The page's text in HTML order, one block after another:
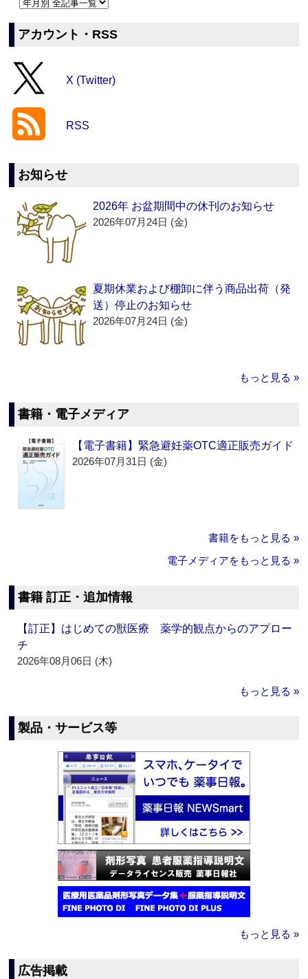
アカウント・RSS
X (Twitter)
RSS
お知らせ
2026年 お盆期間中の休刊のお知らせ
2026年07月24日 (金)
夏期休業および棚卸に伴う商品出荷（発
送）停止のお知らせ
2026年07月24日 (金)
もっと見る »
書籍・電子メディア
【電子書籍】緊急避妊薬OTC適正販売ガイド
2026年07月31日 (金)
書籍をもっと見る »
電子メディアをもっと見る »
書籍 訂正・追加情報
【訂正】はじめての獣医療 薬学的観点からのアプロー
チ
2026年08月06日 (木)
もっと見る »
製品・サービス等
もっと見る »
広告掲載